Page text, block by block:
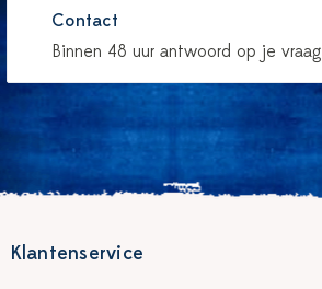
Contact
Binnen 48 uur antwoord op je vraag
Klantenservice